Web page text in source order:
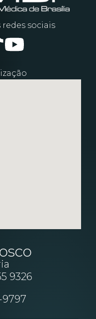
sociais
9326
9797